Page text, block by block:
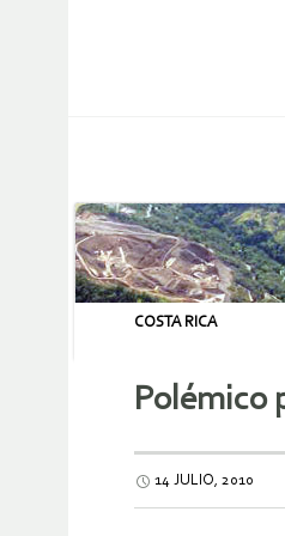
COSTA RICA
Polémico
14 JULIO, 2010